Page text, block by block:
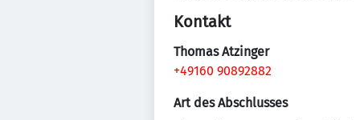
Kontakt
Thomas Atzinger
+49160 90892882
Art des Abschlusses